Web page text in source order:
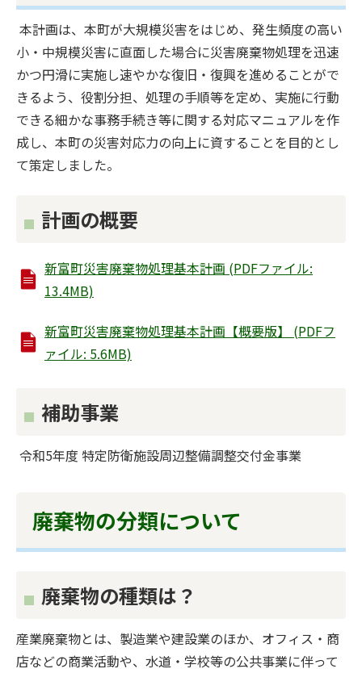
本計画は、本町が大規模災害をはじめ、発生頻度の高い
小・中規模災害に直面した場合に災害廃棄物処理を迅速
かつ円滑に実施し速やかな復旧・復興を進めることがで
きるよう、役割分担、処理の手順等を定め、実施に行動
できる細かな事務手続き等に関する対応マニュアルを作
成し、本町の災害対応力の向上に資することを目的とし
て策定しました。
計画の概要
新富町災害廃棄物処理基本計画 (PDFファイル:
13.4MB)
新富町災害廃棄物処理基本計画【概要版】 (PDFフ
ァイル: 5.6MB)
補助事業
令和5年度 特定防衛施設周辺整備調整交付金事業
廃棄物の分類について
廃棄物の種類は？
産業廃棄物とは、製造業や建設業のほか、オフィス・商
店などの商業活動や、水道・学校等の公共事業に伴って